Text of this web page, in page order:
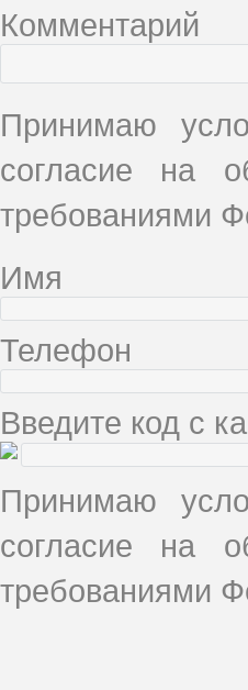
Комментарий
Принимаю
согласие на
требованиями
Имя
Телефон
Введите код с
Принимаю
согласие на
требованиями